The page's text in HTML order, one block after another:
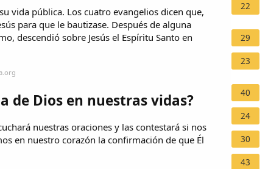
vida pública. Los cuatro evangelios dicen que,
para que le bautizase. Después de alguna
descendió sobre Jesús el Espíritu Santo en
de Dios en nuestras vidas?
nuestras oraciones y las contestará si nos
en nuestro corazón la confirmación de que Él
22
29
23
40
24
30
43